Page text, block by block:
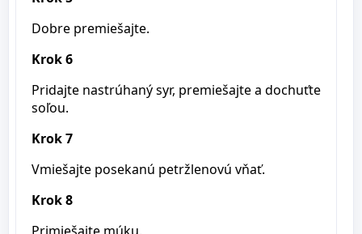
Dobre premiešajte.
Krok 6
Pridajte nastrúhaný syr, premiešajte a dochuťte
soľou.
Krok 7
Vmiešajte posekanú petržlenovú vňať.
Krok 8